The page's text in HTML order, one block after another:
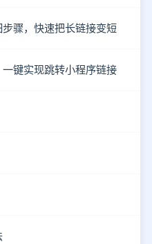
骤，快速把长链接变短
键实现跳转小程序链接